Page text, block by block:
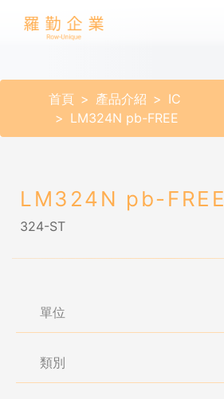
首頁 產品介紹
IC
LM324N pb-FREE
LM324N pb-FREE
324-ST
單位
類別